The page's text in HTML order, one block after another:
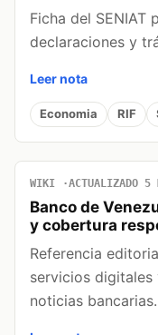
Ficha del SENIAT
declaraciones y
Leer nota
Economia RIF
WIKI ACTUALIZADO 5
Banco de
y cobertura
Referencia
servicios
noticias bancarias.